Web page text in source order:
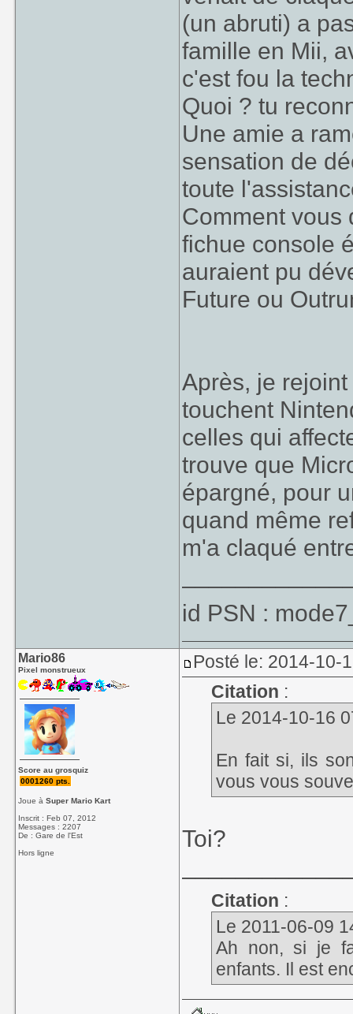
(un abruti) a
famille en Mii,
c'est fou la
Quoi ? tu
Une amie a
sensation de
toute
Comment vous
fichue console
auraient pu
Future ou
Après, je
touchent
celles qui
trouve que
épargné, pour
quand même
m'a claqué
id PSN :
Mario86
Pixel monstrueux
Score au grosquiz
0001260 pts.
Joue àSuper Mario Kart
Inscrit : Feb 07, 2012
Messages : 2207
De : Gare de l'Est
Hors ligne
Posté le: 2014-10-
Citation :
Le 2014-10-16
En fait si, ils
vous vous
Toi?
Citation :
Le 2011-06-09
Ah non, si je
enfants. Il est